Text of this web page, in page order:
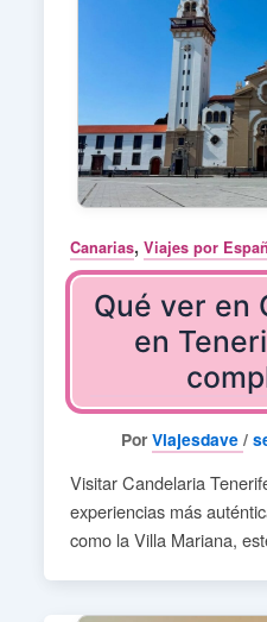
Canarias, Viajes por
Qué ver en
en
Por Viajesdave /
Visitar Candelaria
experiencias más
como la Villa Mariana,